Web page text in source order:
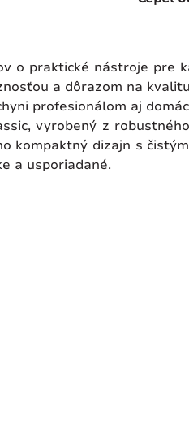
o praktické nástroje
a dôrazom na
profesionálom aj
vyrobený z
kompaktný dizajn s
a usporiadané.